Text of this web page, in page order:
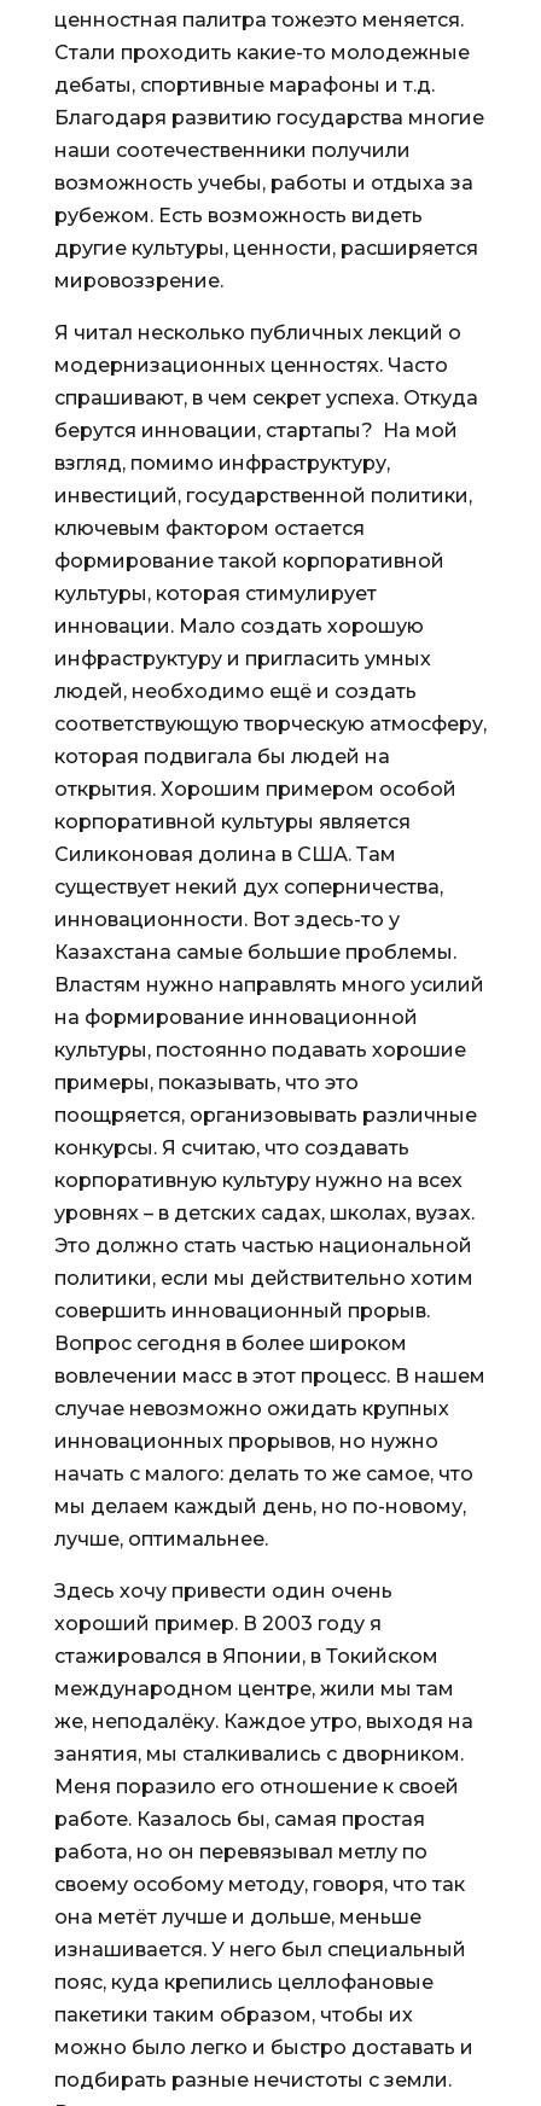
ценностная палитра тожеэто меняется.
Стали проходить какие-то молодежные
дебаты, спортивные марафоны и т.д.
Благодаря развитию государства многие
наши соотечественники получили
возможность учебы, работы и отдыха за
рубежом. Есть возможность видеть
другие культуры, ценности, расширяется
мировоззрение.
Я читал несколько публичных лекций о
модернизационных ценностях. Часто
спрашивают, в чем секрет успеха. Откуда
берутся инновации, стартапы? На мой
взгляд, помимо инфраструктуру,
инвестиций, государственной политики,
ключевым фактором остается
формирование такой корпоративной
культуры, которая стимулирует
инновации. Мало создать хорошую
инфраструктуру и пригласить умных
людей, необходимо ещё и создать
соответствующую творческую атмосферу,
которая подвигала бы людей на
открытия. Хорошим примером особой
корпоративной культуры является
Силиконовая долина в США. Там
существует некий дух соперничества,
инновационности. Вот здесь-то у
Казахстана самые большие проблемы.
Властям нужно направлять много усилий
на формирование инновационной
культуры, постоянно подавать хорошие
примеры, показывать, что это
поощряется, организовывать различные
конкурсы. Я считаю, что создавать
корпоративную культуру нужно на всех
уровнях – в детских садах, школах, вузах.
Это должно стать частью национальной
политики, если мы действительно хотим
совершить инновационный прорыв.
Вопрос сегодня в более широком
вовлечении масс в этот процесс. В нашем
случае невозможно ожидать крупных
инновационных прорывов, но нужно
начать с малого: делать то же самое, что
мы делаем каждый день, но по-новому,
лучше, оптимальнее.
Здесь хочу привести один очень
хороший пример. В 2003 году я
стажировался в Японии, в Токийском
международном центре, жили мы там
же, неподалёку. Каждое утро, выходя на
занятия, мы сталкивались с дворником.
Меня поразило его отношение к своей
работе. Казалось бы, самая простая
работа, но он перевязывал метлу по
своему особому методу, говоря, что так
она метёт лучше и дольше, меньше
изнашивается. У него был специальный
пояс, куда крепились целлофановые
пакетики таким образом, чтобы их
можно было легко и быстро доставать и
подбирать разные нечистоты с земли.